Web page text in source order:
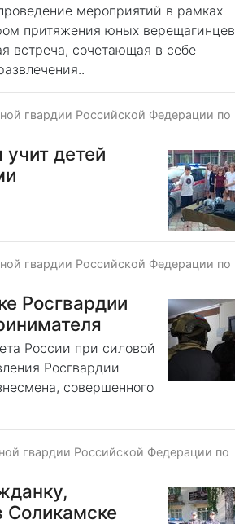
мероприятий в рамках
притяжения юных верещагинцев
встреча, сочетающая в себе
гвардии Российской Федерации по
детей
гвардии Российской Федерации по
Росгвардии
России при силовой
Росгвардии
совершенного
гвардии Российской Федерации по
Соликамске